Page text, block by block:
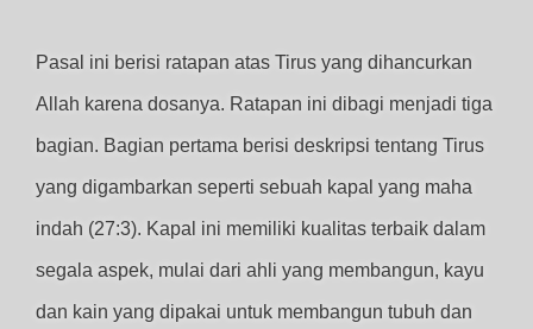
Pasal ini berisi ratapan atas Tirus yang dihancurkan
Allah karena dosanya. Ratapan ini dibagi menjadi tiga
bagian. Bagian pertama berisi deskripsi tentang Tirus
yang digambarkan seperti sebuah kapal yang maha
indah (27:3). Kapal ini memiliki kualitas terbaik dalam
segala aspek, mulai dari ahli yang membangun, kayu
dan kain yang dipakai untuk membangun tubuh dan